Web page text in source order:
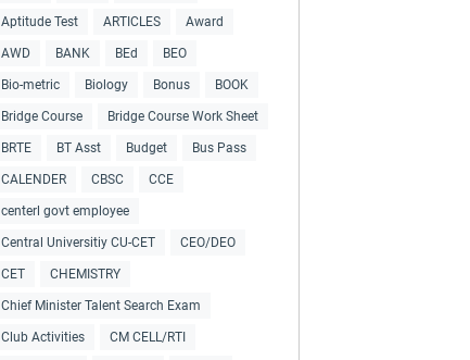
Aptitude Test ARTICLES Award
AWD BANK BEd BEO
Bio-metric Biology Bonus BOOK
Bridge Course Bridge Course Work Sheet
BRTE BT Asst Budget Bus Pass
CALENDER CBSC CCE
centerl govt employee
Central Universitiy CU-CET CEO/DEO
CET CHEMISTRY
Chief Minister Talent Search Exam
Club Activities CM CELL/RTI